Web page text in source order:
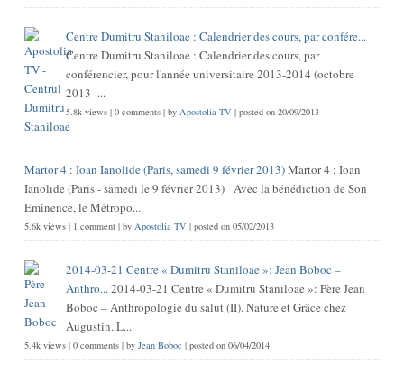
Centre Dumitru Staniloae : Calendrier des cours, par confére...
Centre Dumitru Staniloae : Calendrier des cours, par
conférencier, pour l'année universitaire 2013-2014 (octobre
2013 -...
5.8k views| 0 comments| by Apostolia TV | posted on 20/09/2013
Martor 4 : Ioan Ianolide (Paris, samedi 9 février 2013)Martor 4 : Ioan
Ianolide (Paris - samedi le 9 février 2013) Avec la bénédiction de Son
Eminence, le Métropo...
5.6k views| 1 comment| by Apostolia TV | posted on 05/02/2013
2014-03-21 Centre « Dumitru Staniloae »: Jean Boboc –
Anthro...2014-03-21 Centre « Dumitru Staniloae »: Père Jean
Boboc – Anthropologie du salut (II). Nature et Grâce chez
Augustin. L...
5.4k views| 0 comments| by Jean Boboc | posted on 06/04/2014